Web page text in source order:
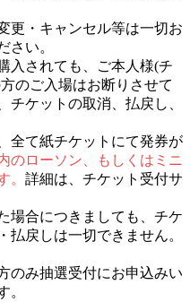
更・キャンセル等は一切お
さい。
入されても、ご本人様(チ
のご入場はお断りさせて
チケットの取消、払戻し、
全て紙チケットにて発券が
のローソン、もしくはミニ
。 詳細は、チケット受付サ
場合につきましても、チケ
払戻しは一切できません。
のみ抽選受付にお申込みい
。